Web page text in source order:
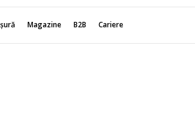
Magazine B2B Cariere